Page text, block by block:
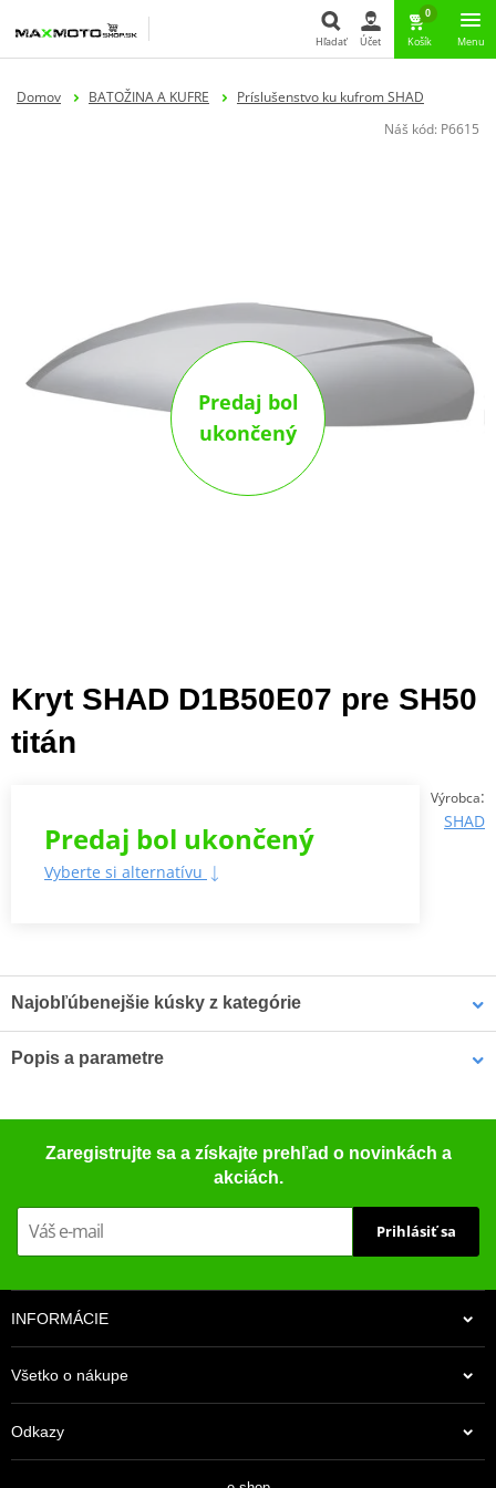
Hľadať
Hľadať Účet
0
Košík Menu
Domov BATOŽINA A KUFRE
Príslušenstvo ku kufrom SHAD
Náš kód: P6615
Predaj bol
ukončený
Kryt SHAD D1B50E07 pre SH50
titán
Výrobca:
SHAD
Predaj bol ukončený
Vyberte si alternatívu
Najobľúbenejšie kúsky z kategórie
D1BTRPA hliník
106,00 €
Na centrálnom sklade
Popis a parametre
PDF Catalogue SHAD 2022
Catalogue SHAD 2023
Zaregistrujte sa a získajte prehľad o novinkách a
akciách.
Prihlásiť sa
INFORMÁCIE
Všetko o nákupe
Odkazy